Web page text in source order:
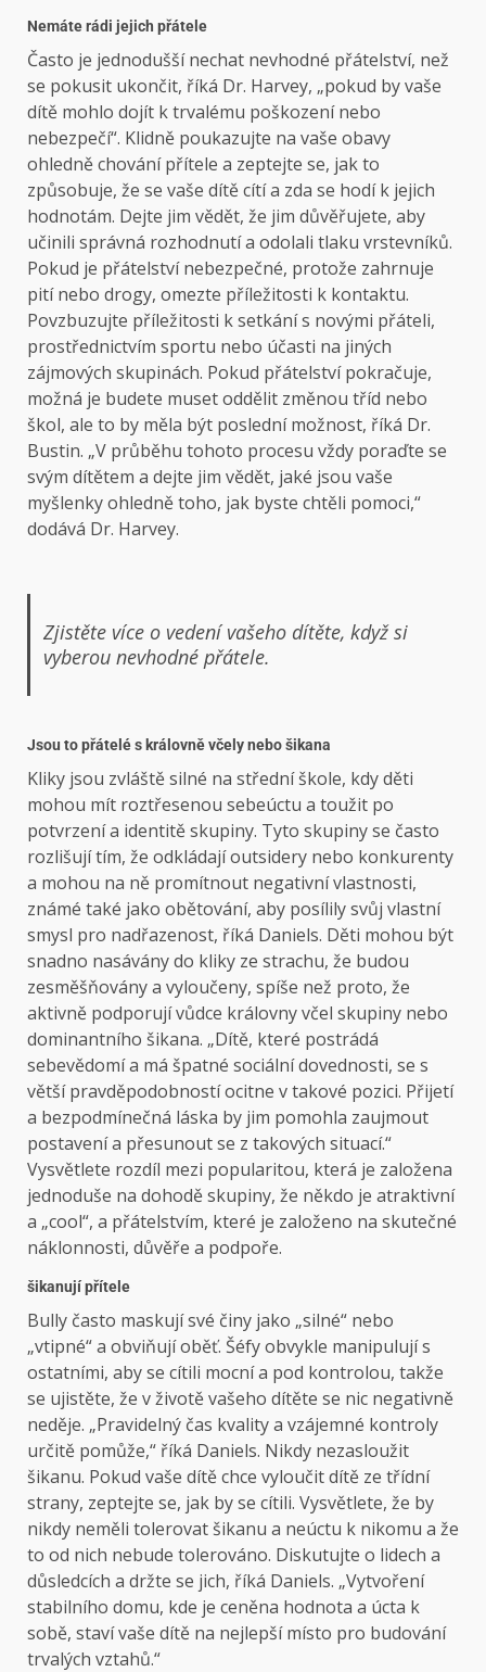
Nemáte rádi jejich přátele
Často je jednodušší nechat nevhodné přátelství, než
se pokusit ukončit, říká Dr. Harvey, „pokud by vaše
dítě mohlo dojít k trvalému poškození nebo
nebezpečí“. Klidně poukazujte na vaše obavy
ohledně chování přítele a zeptejte se, jak to
způsobuje, že se vaše dítě cítí a zda se hodí k jejich
hodnotám. Dejte jim vědět, že jim důvěřujete, aby
učinili správná rozhodnutí a odolali tlaku vrstevníků.
Pokud je přátelství nebezpečné, protože zahrnuje
pití nebo drogy, omezte příležitosti k kontaktu.
Povzbuzujte příležitosti k setkání s novými přáteli,
prostřednictvím sportu nebo účasti na jiných
zájmových skupinách. Pokud přátelství pokračuje,
možná je budete muset oddělit změnou tříd nebo
škol, ale to by měla být poslední možnost, říká Dr.
Bustin. „V průběhu tohoto procesu vždy poraďte se
svým dítětem a dejte jim vědět, jaké jsou vaše
myšlenky ohledně toho, jak byste chtěli pomoci,“
dodává Dr. Harvey.
Zjistěte více o vedení vašeho dítěte, když si
vyberou nevhodné přátele.
Jsou to přátelé s královně včely nebo šikana
Kliky jsou zvláště silné na střední škole, kdy děti
mohou mít roztřesenou sebeúctu a toužit po
potvrzení a identitě skupiny. Tyto skupiny se často
rozlišují tím, že odkládají outsidery nebo konkurenty
a mohou na ně promítnout negativní vlastnosti,
známé také jako obětování, aby posílily svůj vlastní
smysl pro nadřazenost, říká Daniels. Děti mohou být
snadno nasávány do kliky ze strachu, že budou
zesměšňovány a vyloučeny, spíše než proto, že
aktivně podporují vůdce královny včel skupiny nebo
dominantního šikana. „Dítě, které postrádá
sebevědomí a má špatné sociální dovednosti, se s
větší pravděpodobností ocitne v takové pozici. Přijetí
a bezpodmínečná láska by jim pomohla zaujmout
postavení a přesunout se z takových situací.“
Vysvětlete rozdíl mezi popularitou, která je založena
jednoduše na dohodě skupiny, že někdo je atraktivní
a „cool“, a přátelstvím, které je založeno na skutečné
náklonnosti, důvěře a podpoře.
šikanují přítele
Bully často maskují své činy jako „silné“ nebo
„vtipné“ a obviňují oběť. Šéfy obvykle manipulují s
ostatními, aby se cítili mocní a pod kontrolou, takže
se ujistěte, že v životě vašeho dítěte se nic negativně
neděje. „Pravidelný čas kvality a vzájemné kontroly
určitě pomůže,“ říká Daniels. Nikdy nezasloužit
šikanu. Pokud vaše dítě chce vyloučit dítě ze třídní
strany, zeptejte se, jak by se cítili. Vysvětlete, že by
nikdy neměli tolerovat šikanu a neúctu k nikomu a že
to od nich nebude tolerováno. Diskutujte o lidech a
důsledcích a držte se jich, říká Daniels. „Vytvoření
stabilního domu, kde je ceněna hodnota a úcta k
sobě, staví vaše dítě na nejlepší místo pro budování
trvalých vztahů.“